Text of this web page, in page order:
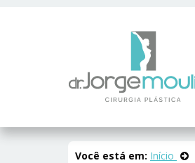
Você está em: Início